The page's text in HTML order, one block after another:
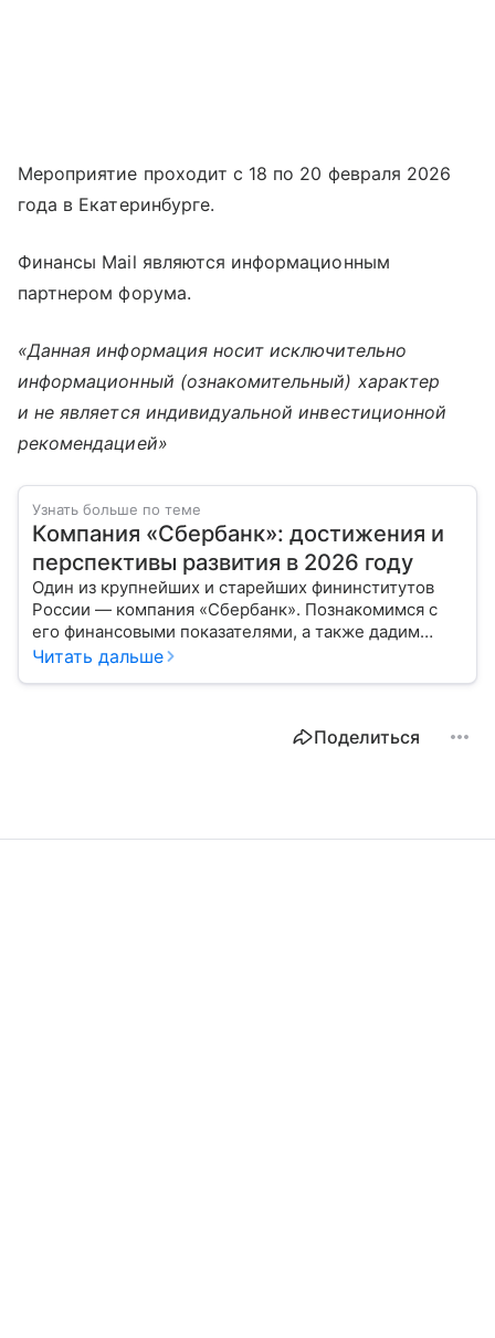
Мероприятие проходит с 18 по 20 февраля 2026
года в Екатеринбурге.
Финансы Mail являются информационным
партнером форума.
«Данная информация носит исключительно
информационный (ознакомительный) характер
и не является индивидуальной инвестиционной
рекомендацией»
Узнать больше по теме
Компания «Сбербанк»: достижения и
перспективы развития в 2026 году
Один из крупнейших и старейших фининститутов
России — компания «Сбербанк». Познакомимся с
его финансовыми показателями, а также дадим
прогноз эксперта о стоимости акций в 2026 году.
Читать дальше
Поделиться